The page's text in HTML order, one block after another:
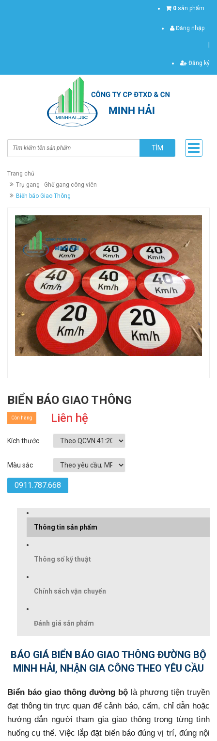
0 sản phẩm
Đăng nhập
Đăng ký
TÌM
Trang chủ
Trụ gang - Ghế gang công viên
Biển báo Giao Thông
BIỂN BÁO GIAO THÔNG
Liên hệ
Còn hàng
Kích thước
Màu sắc
0911.787.668
Thông tin sản phẩm
Thông số kỹ thuật
Chính sách vận chuyển
Đánh giá sản phẩm
BÁO GIÁ BIỂN BÁO GIAO THÔNG ĐƯỜNG BỘ
MINH HẢI, NHẬN GIA CÔNG THEO YÊU CẦU
Biển báo giao thông đường bộ là phương tiện truyền
đạt thông tin trực quan để cảnh báo, cấm, chỉ dẫn hoặc
hướng dẫn người tham gia giao thông trong từng tình
huống cụ thể. Việc lắp đặt biển báo đúng vị trí, đúng nội